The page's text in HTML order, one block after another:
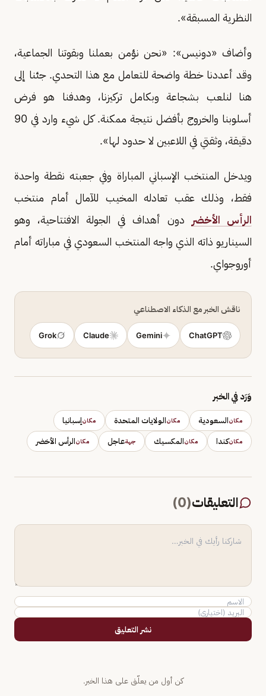
النظرية المسبقة».
وأضاف «دونيس»: «نحن نؤمن بعملنا وبقوتنا الجماعية،
وقد أعددنا خطة واضحة للتعامل مع هذا التحدي. جئنا إلى
هنا لنلعب بشجاعة وبكامل تركيزنا، وهدفنا هو فرض
أسلوبنا والخروج بأفضل نتيجة ممكنة. كل شيء وارد في 90
دقيقة، وثقتي في اللاعبين لا حدود لها».
ويدخل المنتخب الإسباني المباراة وفي جعبته نقطة واحدة
فقط، وذلك عقب تعادله المخيب للآمال أمام منتخب
الرأس الأخضر دون أهداف في الجولة الافتتاحية، وهو
السيناريو ذاته الذي واجه المنتخب السعودي في مباراته أمام
أوروجواي.
ناقش الخبر مع الذكاء الاصطناعي
ChatGPT
Gemini
Claude
Grok
وَرَد في الخبر
مكانالسعودية مكانالولايات المتحدة مكانإسبانيا
مكانكندا مكانالمكسيك جهةعاجل مكانالرأس الأخضر
التعليقات(
0
)
نشر التعليق
كن أول من يعلّق على هذا الخبر.